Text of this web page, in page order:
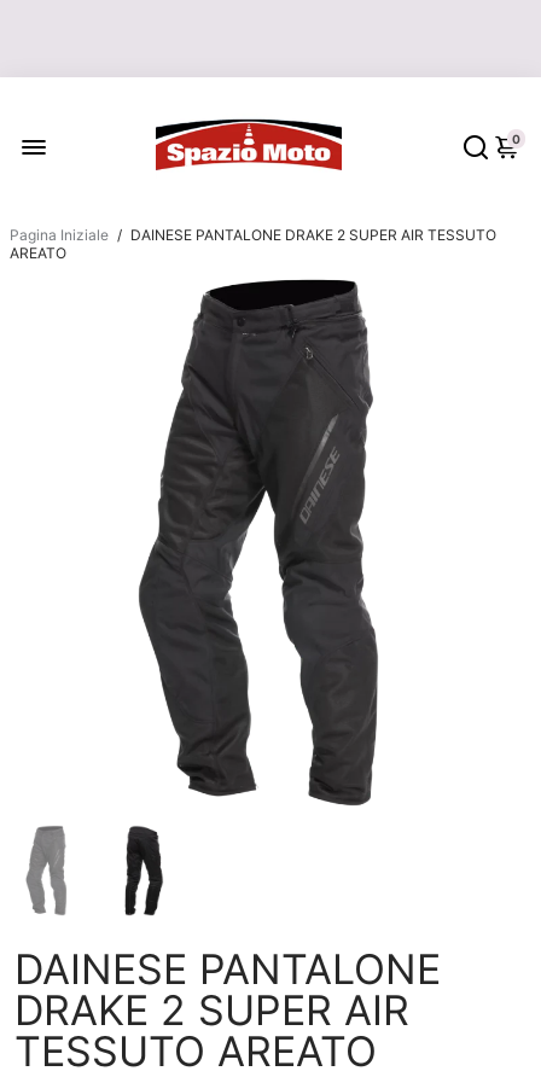
0
Pagina Iniziale / DAINESE PANTALONE DRAKE 2 SUPER AIR TESSUTO
AREATO
DAINESE PANTALONE
DRAKE 2 SUPER AIR
TESSUTO AREATO